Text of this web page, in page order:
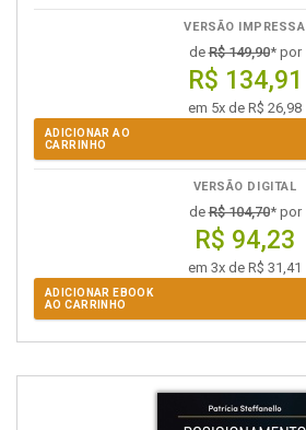
VERSÃO IMPRESSA
deR$ 149,90* por
R$ 134,91
em 5x de R$ 26,98
ADICIONAR AO
CARRINHO
VERSÃO DIGITAL
deR$ 104,70* por
R$ 94,23
em 3x de R$ 31,41
ADICIONAR EBOOK
AO CARRINHO